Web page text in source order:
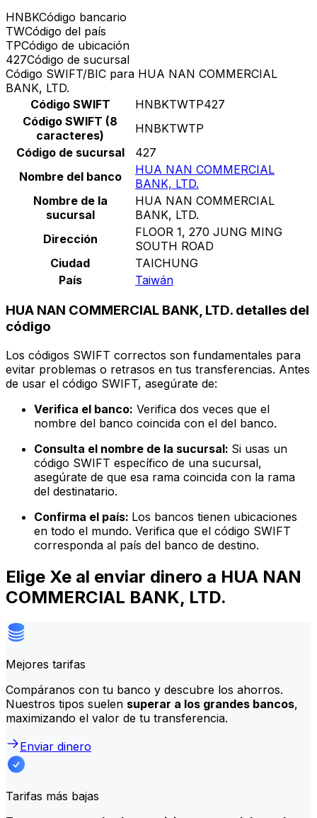
HNBKCódigo bancario
TWCódigo del país
TPCódigo de ubicación
427Código de sucursal
Código SWIFT/BIC para HUA NAN COMMERCIAL
BANK, LTD.
Código SWIFT
HNBKTWTP427
Código SWIFT (8
caracteres)
HNBKTWTP
Código de sucursal
427
Nombre del banco
HUA NAN COMMERCIAL
BANK, LTD.
Nombre de la
sucursal
HUA NAN COMMERCIAL
BANK, LTD.
Dirección
FLOOR 1, 270 JUNG MING
SOUTH ROAD
Ciudad
TAICHUNG
País
Taiwán
HUA NAN COMMERCIAL BANK, LTD. detalles del
código
Los códigos SWIFT correctos son fundamentales para
evitar problemas o retrasos en tus transferencias. Antes
de usar el código SWIFT, asegúrate de:
Verifica el banco: Verifica dos veces que el
nombre del banco coincida con el del banco.
Consulta el nombre de la sucursal: Si usas un
código SWIFT específico de una sucursal,
asegúrate de que esa rama coincida con la rama
del destinatario.
Confirma el país: Los bancos tienen ubicaciones
en todo el mundo. Verifica que el código SWIFT
corresponda al país del banco de destino.
Elige Xe al enviar dinero a HUA NAN
COMMERCIAL BANK, LTD.
Mejores tarifas
Compáranos con tu banco y descubre los ahorros.
Nuestros tipos suelen superar a los grandes bancos,
maximizando el valor de tu transferencia.
Enviar dinero
Tarifas más bajas